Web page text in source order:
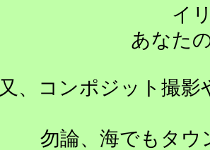
イ
あなた
又、コンポジット撮
勿論、海でもタウ